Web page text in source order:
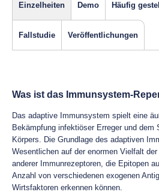
Einzelheiten Demo Häufig
Fallstudie Veröffentlichungen
Was ist das Immunsystem-
Das adaptive Immunsystem spielt eine
Bekämpfung infektiöser Erreger und
Körpers. Die Grundlage des adaptiven
Wesentlichen auf der enormen Vielfalt der
anderer Immunrezeptoren, die Epitopen
Anzahl von verschiedenen exogenen
Wirtsfaktoren erkennen können.